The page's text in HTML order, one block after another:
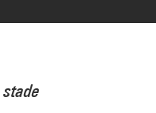
Meguerditchian/Dist.